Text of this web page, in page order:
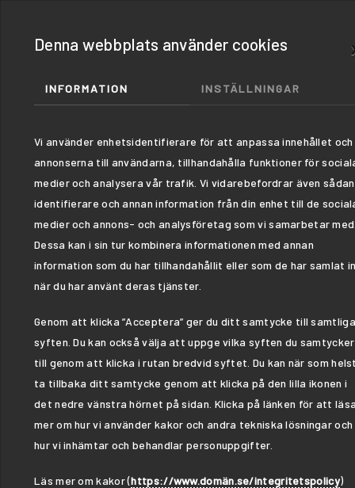
Skicka ett
meddelande
idag
Denna webbplats använder cookies
INFORMATION INSTÄLLNINGAR
Vi använder enhetsidentifierare för att anpassa innehållet och
annonserna till användarna, tillhandahålla funktioner för
medier och analysera vår trafik. Vi vidarebefordrar även
identifierare och annan information från din enhet till de
medier och annons- och analysföretag som vi samarbetar med.
Dessa kan i sin tur kombinera informationen med annan
information som du har tillhandahållit eller som de har samlat in
när du har använt deras tjänster.
Genom att klicka ”Acceptera” ger du ditt samtycke till samtliga
syften. Du kan också välja att uppge vilka syften du samtycker
till genom att klicka i rutan bredvid syftet. Du kan när som helst
ta tillbaka ditt samtycke genom att klicka på den lilla ikonen i
det nedre vänstra hörnet på sidan. Klicka på länken för att läsa
mer om hur vi använder kakor och andra tekniska lösningar och
hur vi inhämtar och behandlar personuppgifter.
Läs mer om kakor (https://www.domän.se/integritetspolicy)